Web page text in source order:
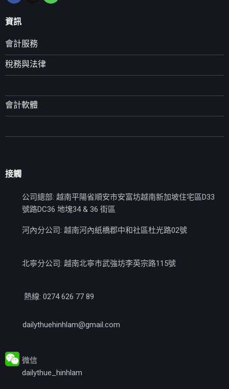
資訊
會計服務
稅務與法律
會計軟體
接觸
公司總部: 越南平陽省順安市安富坊越南新加坡住宅區D33
號路DC36 地塊34 & 36 街區
河內分公司: 越南河內紙橋郡中和社區杜光路02號
北寧分公司: 越南北寧市武強坊李英宗路115號
熱線: 0274 626 77 89
dailythuehinhlam@gmail.com
微信
dailythue_hinhlam